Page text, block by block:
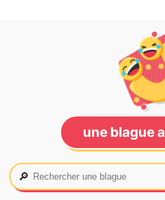
une blague
🔎